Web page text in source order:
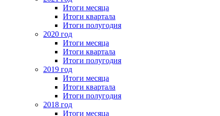
Итоги месяца
Итоги квартала
Итоги полугодия
2020 год
Итоги месяца
Итоги квартала
Итоги полугодия
2019 год
Итоги месяца
Итоги квартала
Итоги полугодия
2018 год
Итоги месяца